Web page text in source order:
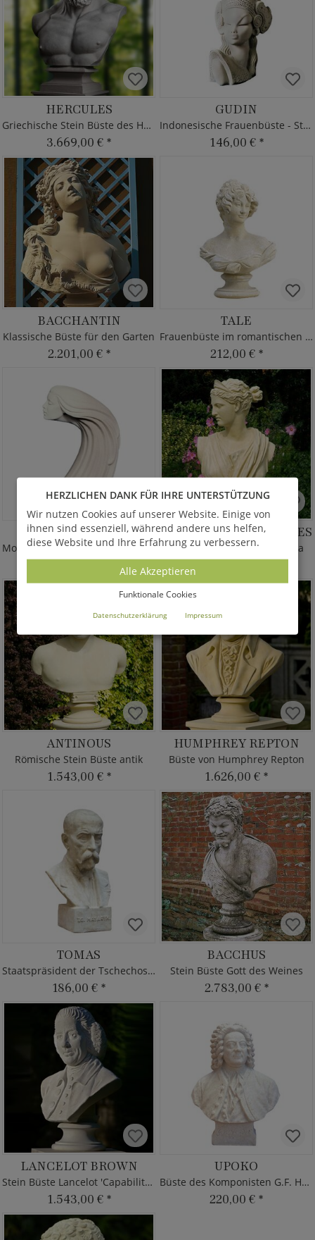
HERCULES
Griechische Stein Büste des Hercules
3.669,00 € *
GUDIN
Indonesische Frauenbüste - Steinguss
146,00 € *
BACCHANTIN
Klassische Büste für den Garten
2.201,00 € *
TALE
Frauenbüste im romantischen Stil
212,00 € *
TEIBI
Moderne Frauenbüste - langes Haar
DIANA VON VERSAILLES
Griechische Büste der Diana
ANTINOUS
Römische Stein Büste antik
1.543,00 € *
HUMPHREY REPTON
Büste von Humphrey Repton
1.626,00 € *
TOMAS
Staatspräsident der Tschechoslowakei
186,00 € *
BACCHUS
Stein Büste Gott des Weines
2.783,00 € *
LANCELOT BROWN
Stein Büste Lancelot 'Capability' Brown
1.543,00 € *
UPOKO
Büste des Komponisten G.F. Händel
220,00 € *
HERZLICHEN DANK FÜR IHRE UNTERSTÜTZUNG
Wir nutzen Cookies auf unserer Website. Einige von
ihnen sind essenziell, während andere uns helfen,
diese Website und Ihre Erfahrung zu verbessern.
Alle Akzeptieren
Funktionale Cookies
Datenschutzerklärung Impressum